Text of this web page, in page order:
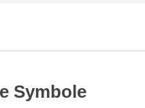
Symbole